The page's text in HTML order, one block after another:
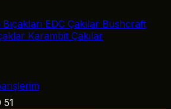
EDC Çakılar Bushcraft
Karambit Çakılar